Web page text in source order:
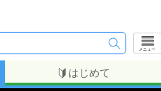
メニュー
はじめて